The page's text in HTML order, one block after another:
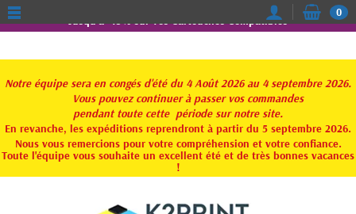
Jusqu'à -15% sur vos Cartouches Compatibles
Notre équipe sera en congés d'été du 4 Août 2026 au 4 septembre 2026.
Vous pouvez continuer à passer vos commandes
pendant toute cette période sur notre site.
En revanche, les expéditions reprendront à partir du 5 septembre 2026.
Nous vous remercions pour votre compréhension et votre confiance.
Toute l'équipe vous souhaite un excellent été et de très bonnes vacances
!
0